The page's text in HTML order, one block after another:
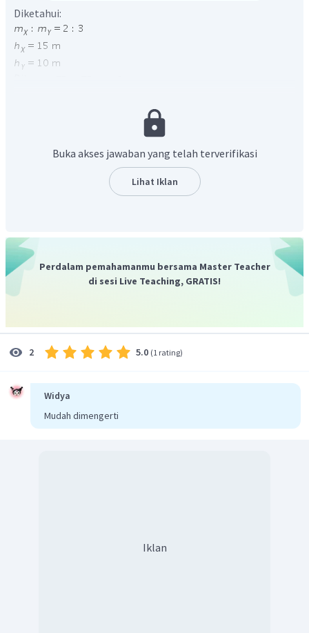
Diketahui:
Oleh karena itu, jawaban yang tepat adalah A.
Buka akses jawaban yang telah terverifikasi
Lihat Iklan
Perdalam pemahamanmu bersama Master Teacher
di sesi Live Teaching, GRATIS!
2 5.0 (1 rating)
Widya
Mudah dimengerti
Iklan